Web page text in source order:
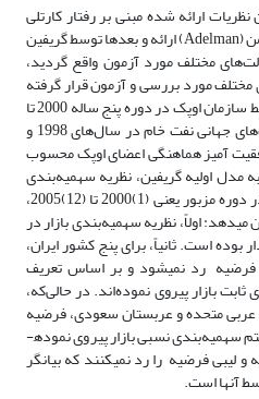
نظریات ارائه شده مبنی بر رفتار کارتلی
(Adelman) ارائه و بعدها توسط گریفین
های مختلف مورد آزمون واقع گردید،
مورد بررسی و آزمون قرار گرفته
است. مدیریت عرضه نفت خام توسط سازمان اوپک در دوره پنج ساله 2000 تا
های جهانی نفت خام در سال های 1998 و
آمیز هماهنگی اعضای اوپک محسوب
مدل اولیه گریفین، نظریه سهمیهبندی
بازار را با روش معادلات همزمان، در دوره مزبور یعنی (1)2000 تا (12)2005،
می­دهد:اولاً، نظریه سهمیهبندی بازار در
است. ثانیاً، برای پنج کشور ایران،
فرضیه رد نمی­شود و بر اساس تعریف
بازار پیروی نمودهاند. در حالیکه،
عربی متحده و عربستان سعودی، فرضیه
سهمیهبندی نسبی بازار پیروی نموده­
و لیبی فرضیه را رد نمی­کنند که بیانگر
آنها است.